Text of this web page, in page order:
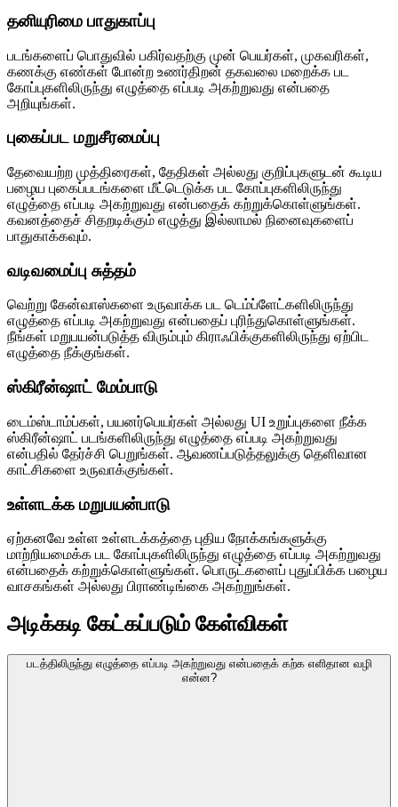
தனியுரிமை பாதுகாப்பு
படங்களைப் பொதுவில் பகிர்வதற்கு முன் பெயர்கள், முகவரிகள்,
கணக்கு எண்கள் போன்ற உணர்திறன் தகவலை மறைக்க பட
கோப்புகளிலிருந்து எழுத்தை எப்படி அகற்றுவது என்பதை
அறியுங்கள்.
புகைப்பட மறுசீரமைப்பு
தேவையற்ற முத்திரைகள், தேதிகள் அல்லது குறிப்புகளுடன் கூடிய
பழைய புகைப்படங்களை மீட்டெடுக்க பட கோப்புகளிலிருந்து
எழுத்தை எப்படி அகற்றுவது என்பதைக் கற்றுக்கொள்ளுங்கள்.
கவனத்தைச் சிதறடிக்கும் எழுத்து இல்லாமல் நினைவுகளைப்
பாதுகாக்கவும்.
வடிவமைப்பு சுத்தம்
வெற்று கேன்வாஸ்களை உருவாக்க பட டெம்ப்ளேட்களிலிருந்து
எழுத்தை எப்படி அகற்றுவது என்பதைப் புரிந்துகொள்ளுங்கள்.
நீங்கள் மறுபயன்படுத்த விரும்பும் கிராஃபிக்குகளிலிருந்து ஏற்பிட
எழுத்தை நீக்குங்கள்.
ஸ்கிரீன்ஷாட் மேம்பாடு
டைம்ஸ்டாம்ப்கள், பயனர்பெயர்கள் அல்லது UI உறுப்புகளை நீக்க
ஸ்கிரீன்ஷாட் படங்களிலிருந்து எழுத்தை எப்படி அகற்றுவது
என்பதில் தேர்ச்சி பெறுங்கள். ஆவணப்படுத்தலுக்கு தெளிவான
காட்சிகளை உருவாக்குங்கள்.
உள்ளடக்க மறுபயன்பாடு
ஏற்கனவே உள்ள உள்ளடக்கத்தை புதிய நோக்கங்களுக்கு
மாற்றியமைக்க பட கோப்புகளிலிருந்து எழுத்தை எப்படி அகற்றுவது
என்பதைக் கற்றுக்கொள்ளுங்கள். பொருட்களைப் புதுப்பிக்க பழைய
வாசகங்கள் அல்லது பிராண்டிங்கை அகற்றுங்கள்.
அடிக்கடி கேட்கப்படும் கேள்விகள்
படத்திலிருந்து எழுத்தை எப்படி அகற்றுவது என்பதைக் கற்க எளிதான வழி
என்ன?